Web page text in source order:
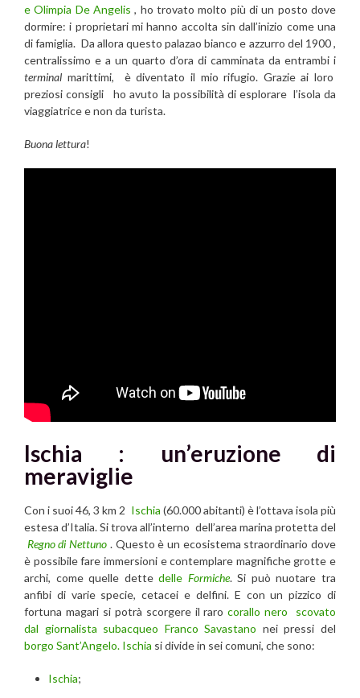
e Olimpia De Angelis, ho trovato molto più di un posto dove
dormire: i proprietari mi hanno accolta sin dall’inizio come una
di famiglia. Da allora questo palazao bianco e azzurro del 1900 ,
centralissimo e a un quarto d’ora di camminata da entrambi i
terminal marittimi, è diventato il mio rifugio. Grazie ai loro
preziosi consigli ho avuto la possibilità di esplorare l’isola da
viaggiatrice e non da turista.
Buona lettura!
Ischia : un’eruzione di
meraviglie
Con i suoi 46, 3 km 2 Ischia (60.000 abitanti) è l’ottava isola più
estesa d’Italia. Si trova all’interno dell’area marina protetta del
Regno di Nettuno . Questo è un ecosistema straordinario dove
è possibile fare immersioni e contemplare magnifiche grotte e
archi, come quelle dettedelle Formiche. Si può nuotare tra
anfibi di varie specie, cetacei e delfini. E con un pizzico di
fortuna magari si potrà scorgere il rarocorallo nero scovato
dal giornalista subacqueo Franco Savastano nei pressi del
borgo Sant’Angelo. Ischia si divide in sei comuni, che sono:
Ischia;